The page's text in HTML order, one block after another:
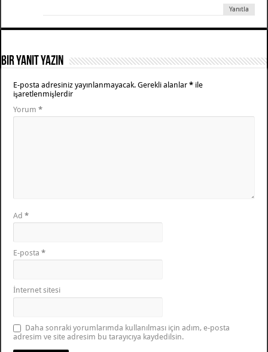
Yanıtla
Bir yanıt yazın
E-posta adresiniz yayınlanmayacak. Gerekli alanlar* ile
işaretlenmişlerdir
Yorum*
Ad*
E-posta*
İnternet sitesi
Daha sonraki yorumlarımda kullanılması için adım, e-posta
adresim ve site adresim bu tarayıcıya kaydedilsin.